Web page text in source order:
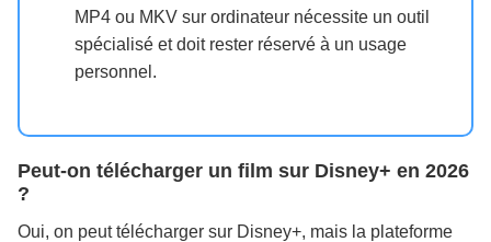
MP4 ou MKV sur ordinateur nécessite un outil
spécialisé et doit rester réservé à un usage
personnel.
Peut-on télécharger un film sur Disney+ en 2026
?
Oui, on peut télécharger sur Disney+, mais la plateforme